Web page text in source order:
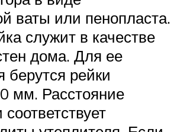
ваты или пенопласта.
служит в качестве
дома. Для ее
рейки
мм. Расстояние